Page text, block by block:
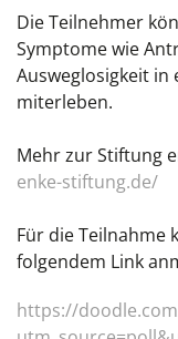
Die Teilnehmer
Symptome wie
Ausweglosigkeit
miterleben.
Mehr zur Stiftung
enke-stiftung.de/
Für die Teilnahme
folgendem Link
https://